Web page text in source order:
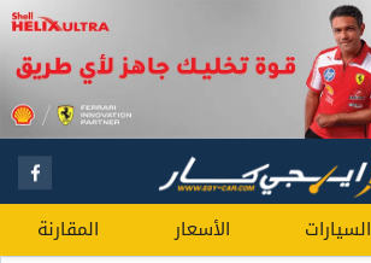
السيارات الأسعار المقارنة